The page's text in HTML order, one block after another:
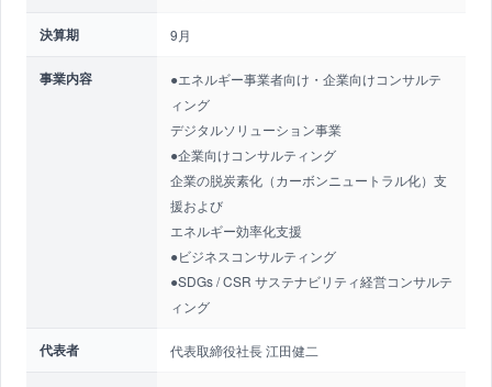
決算期 9月
事業内容
●エネルギー事業者向け・企業向けコンサルテ
ィング
デジタルソリューション事業
●企業向けコンサルティング
企業の脱炭素化（カーボンニュートラル化）支
援および
エネルギー効率化支援
●ビジネスコンサルティング
●SDGs / CSR サステナビリティ経営コンサルテ
ィング
代表者 代表取締役社長 江田健二